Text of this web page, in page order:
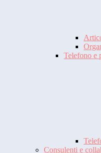
Telefono e
Consulenti e